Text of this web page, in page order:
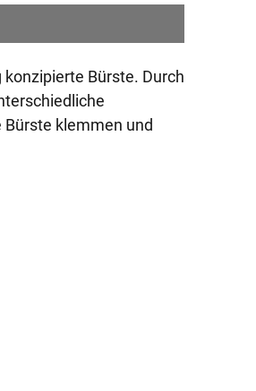
Bürste. Durch
Bürste klemmen und